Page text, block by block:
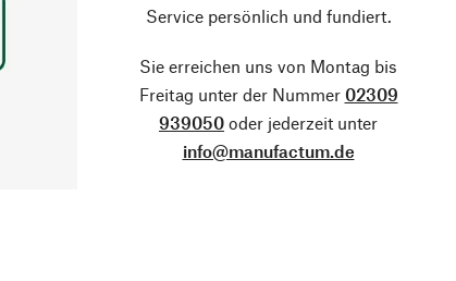
Service persönlich und fundiert.
Sie erreichen uns von Montag bis
Freitag unter der Nummer 02309
939050 oder jederzeit unter
info@manufactum.de